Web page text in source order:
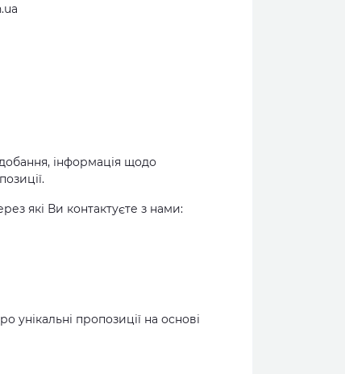
інформація щодо
які Ви контактуєте з нами:
унікальні пропозиції на основі